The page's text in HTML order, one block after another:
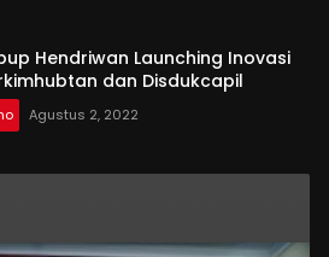
Hendriwan Launching Inovasi
dan Disdukcapil
Agustus 2, 2022